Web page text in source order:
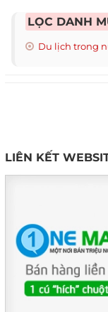
LỌC DANH
Du lịch trong
LIÊN KẾT